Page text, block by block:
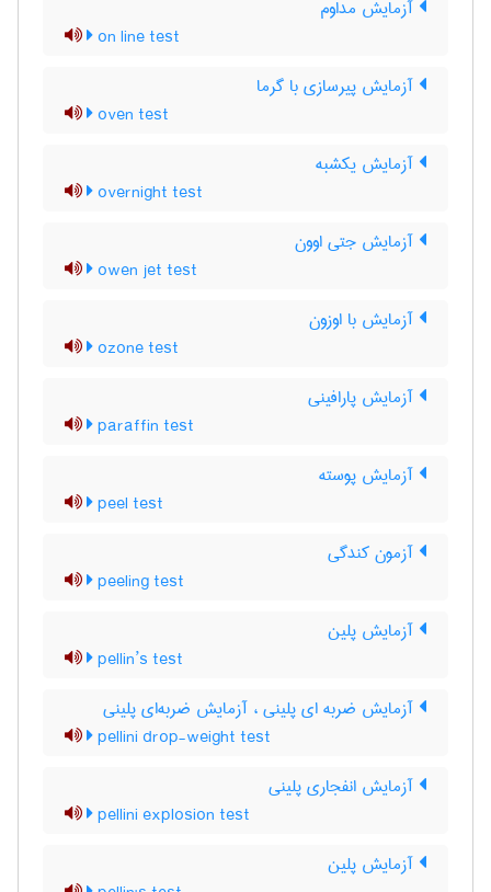
آزمایش مداوم
on line test
آزمایش پیرسازی با گرما
oven test
آزمایش یکشبه
overnight test
آزمایش جتی اوون
owen jet test
آزمایش با اوزون
ozone test
آزمایش پارافینی
paraffin test
آزمایش پوسته
peel test
آزمون کندگی
peeling test
آزمایش پلین
pellin’s test
آزمایش ضربه ای پلینی ، آزمایش ضربه‌ای پلینی
pellini drop-weight test
آزمایش انفجاری پلینی
pellini explosion test
آزمایش پلین